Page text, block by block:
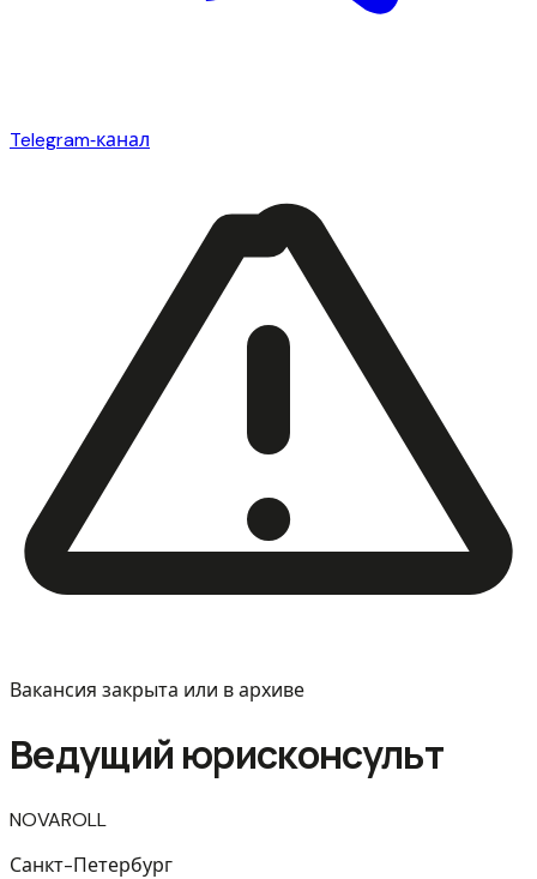
Telegram‑канал
Вакансия закрыта или в архиве
Ведущий юрисконсульт
NOVAROLL
Санкт-Петербург